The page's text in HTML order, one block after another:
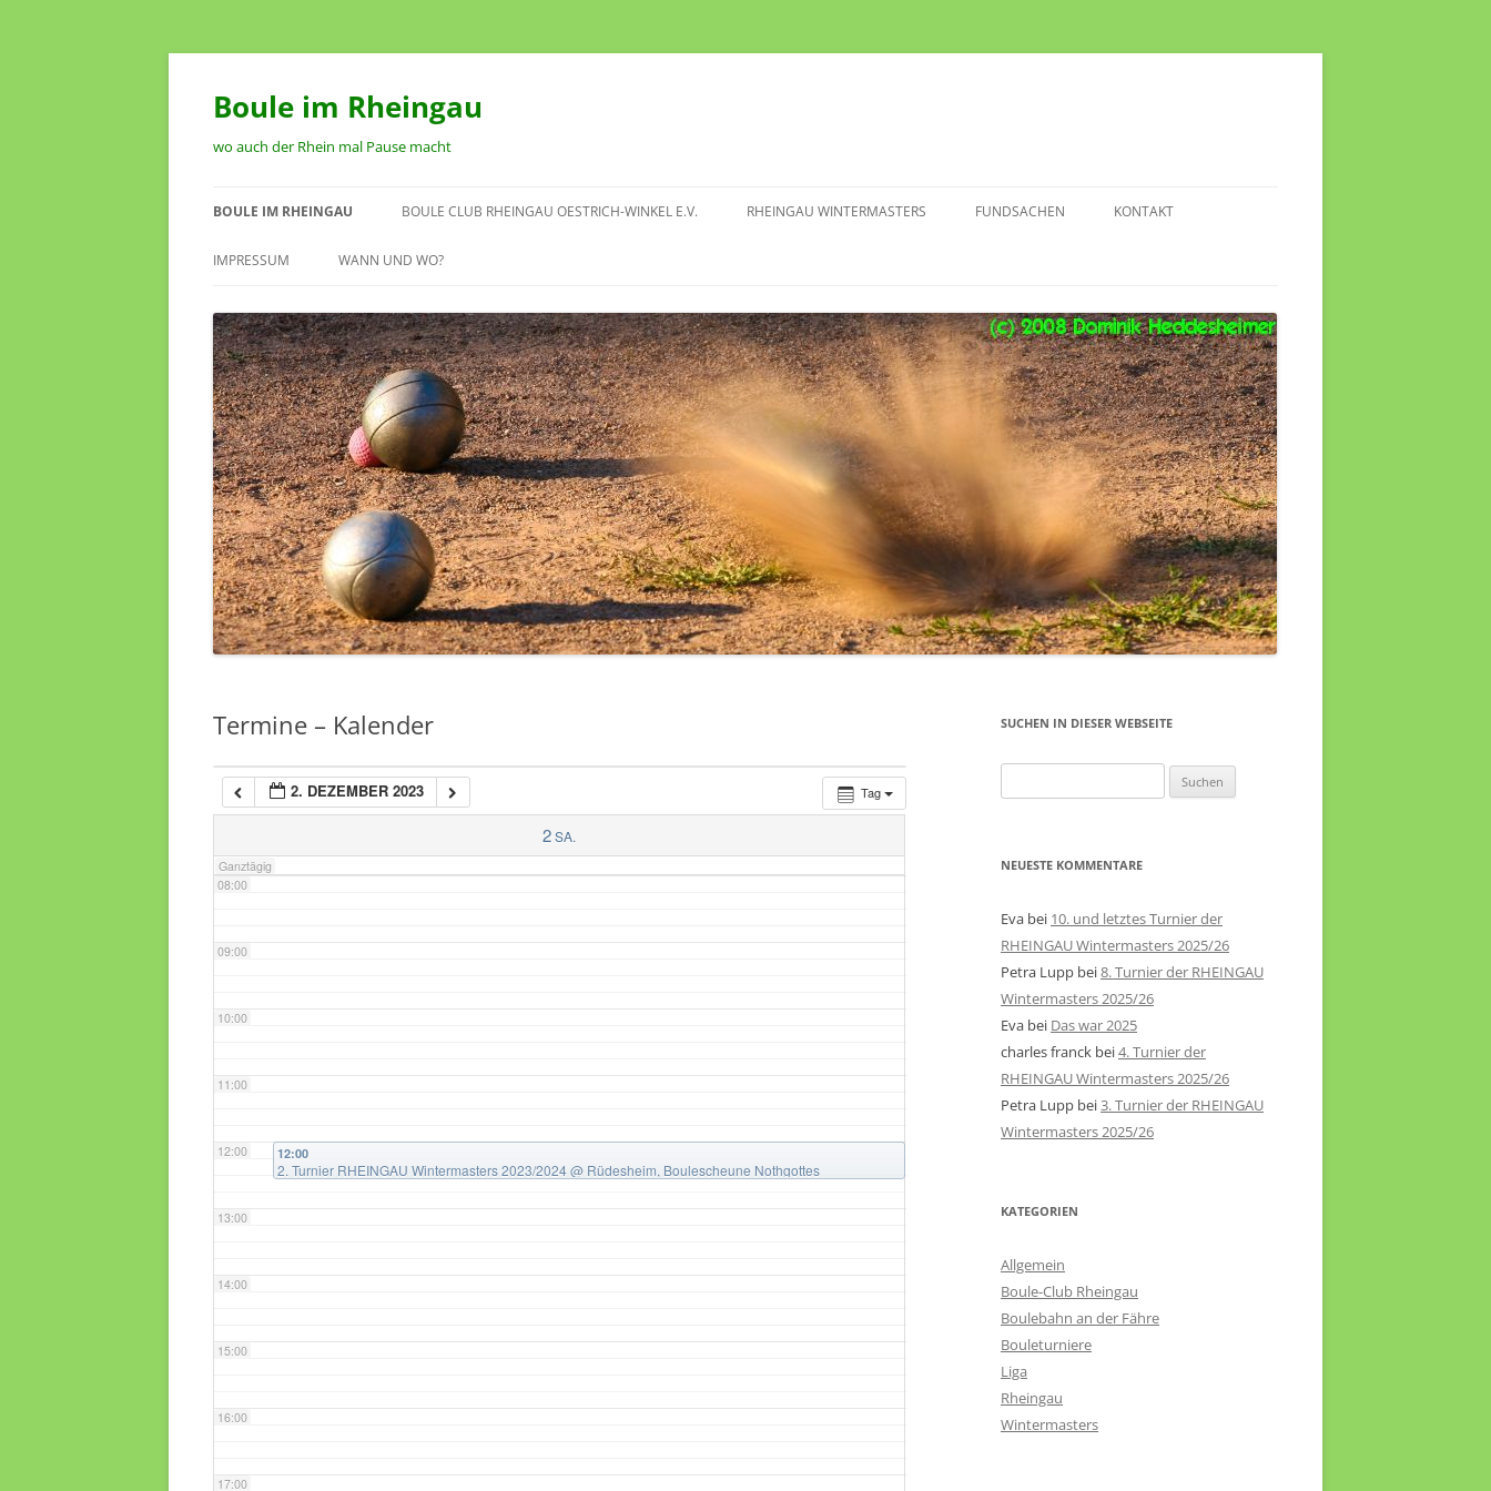
Zum
springen
Boule im Rheingau
wo auch der Rhein mal Pause macht
BOULE IM RHEINGAU
SPIELSTÄTTEN IM RHEINGAU
BOULE CLUB RHEINGAU OESTRICH-WINKEL E.V.
VORSTAND
RHEINGAU OESTRICH-WINKEL E.V.
ANTRAG AUF MITGLIEDSCHAFT
RHEINGAU WINTERMASTERS
RHEINGAU WM 2024/2025
RHEINGAU WM 2023/2024
RHEINGAU WM 2022/2023
RHEINGAU WM 2019/2020
RHEINGAU WM 2018/2019
RHEINGAU WM 2017/2018
RHEINGAU WM 2015/2016
FUNDSACHEN KONTAKT
IMPRESSUM WANN UND WO?
Termine – Kalender
Tag
2. DEZEMBER 2023
2SA.
Ganztägig
00:00
01:00
02:00
03:00
04:00
07:00
08:00
09:00
10:00
11:00
12:00
13:00
14:00
15:00
16:00
17:00
12:00
2. Turnier RHEINGAU Wintermasters 2023/2024@ Rüdesheim, Boulescheune Nothgottes
SUCHEN IN DIESER WEBSEITE
nach:
NEUESTE KOMMENTARE
Eva bei 10. und letztes Turnier der
RHEINGAU Wintermasters 2025/26
Petra Lupp bei8. Turnier der RHEINGAU
Wintermasters 2025/26
Eva bei Das war 2025
charles franck bei4. Turnier der
RHEINGAU Wintermasters 2025/26
Petra Lupp bei3. Turnier der RHEINGAU
Wintermasters 2025/26
KATEGORIEN
Allgemein
Boule-Club Rheingau
Boulebahn an der Fähre
Bouleturniere
Liga
Rheingau
Wintermasters